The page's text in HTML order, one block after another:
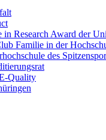
Research Award der
Familie in der
des
Quality